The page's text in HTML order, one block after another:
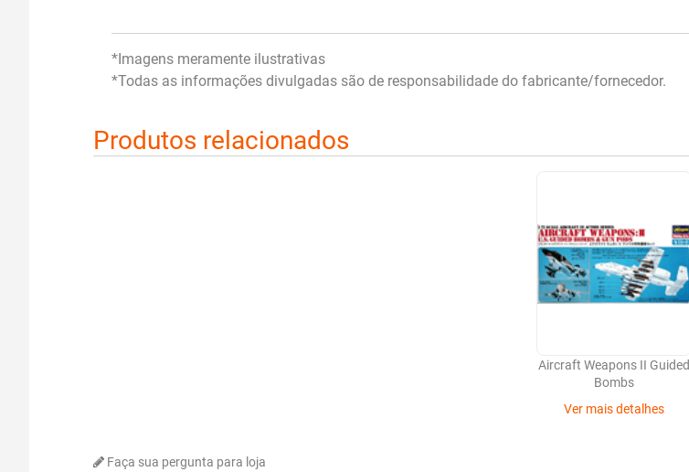
*Imagens meramente ilustrativas
*Todas as informações divulgadas são de responsabilidade do fabricante/fornecedor.
Produtos relacionados
Aircraft Weapons II Guided
Bombs
Ver mais detalhes
Faça sua pergunta para loja